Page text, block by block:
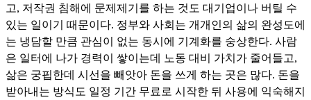
고, 저작권 침해에 문제제기를 하는 것도 대기업이나 버틸 수
있는 일이기 때문이다. 정부와 사회는 개개인의 삶의 완성도에
는 냉담할 만큼 관심이 없는 동시에 기계화를 숭상한다. 사람
은 일터에 나가 경력이 쌓이는데 노동 대비 가치가 줄어들고,
삶은 궁핍한데 시선을 빼앗아 돈을 쓰게 하는 곳은 많다. 돈을
받아내는 방식도 일정 기간 무료로 시작한 뒤 사용에 익숙해지